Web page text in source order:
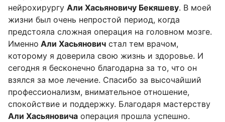
нейрохирургу Али Хасьяновичу Бекяшеву. В моей
жизни был очень непростой период, когда
предстояла сложная операция на головном мозге.
Именно Али Хасьянович стал тем врачом,
которому я доверила свою жизнь и здоровье. И
сегодня я бесконечно благодарна за то, что он
взялся за мое лечение. Спасибо за высочайший
профессионализм, внимательное отношение,
спокойствие и поддержку. Благодаря мастерству
Али Хасьяновича операция прошла успешно.